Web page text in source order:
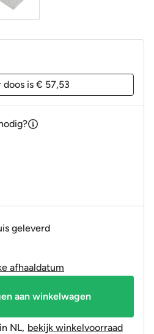
doos is € 57,53
geleverd
afhaaldatum
aan winkelwagen
in NL, bekijk winkelvoorraad